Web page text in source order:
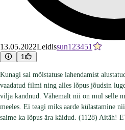
13.05.2022Leidissun123451
1
Kunagi sai mõistatuse lahendamist
vaadatud filmi ning alles lõpus jõudsin
vilja kandnud. Vähemalt nii on mul selle
meeles. Ei teagi miks aarde külastamine
saime ka lõpus ära käidud. (1128) Aitäh!